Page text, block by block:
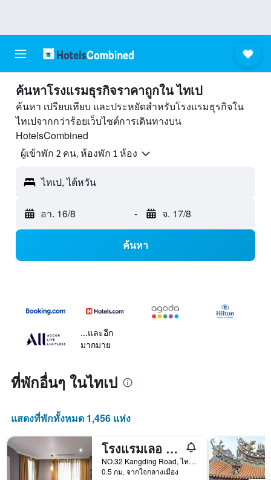
ค้นหาโรงแรมธุรกิจราคาถูกใน ไทเป
ค้นหา เปรียบเทียบ และประหยัดสำหรับโรงแรมธุรกิจใน
ไทเปจากกว่าร้อยเว็บไซต์การเดินทางบน
HotelsCombined
ผู้เข้าพัก 2 คน, ห้องพัก 1 ห้อง
ไทเป, ไต้หวัน
อา. 16/8 - จ. 17/8
ค้นหา
...และอีก
มากมาย
ที่พักอื่นๆ ในไทเป
แสดงที่พักทั้งหมด 1,456 แห่ง
โรงแรมเลอ รูม คังดิ้ง
NO.32 Kangding Road, ไทเป, ไต้หวัน
0.5 กม. จากใจกลางเมือง